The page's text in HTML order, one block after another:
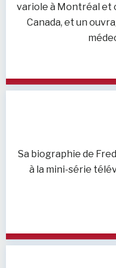
variole à Montréal et
Canada, et un
Sa biographie de
à la mini-série